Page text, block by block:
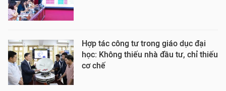
Hợp tác công tư trong giáo dục đại
học: Không thiếu nhà đầu tư, chỉ thiếu
cơ chế